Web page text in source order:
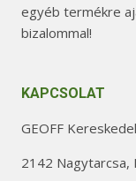
egyéb termékre
bizalommal!
KAPCSOLAT
GEOFF
2142 Nagytarcsa,